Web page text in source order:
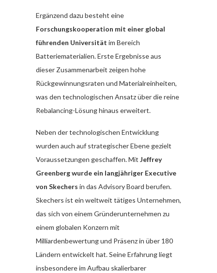
Ergänzend dazu besteht eine
Forschungskooperation mit einer global
führenden Universität im Bereich
Batteriematerialien. Erste Ergebnisse aus
dieser Zusammenarbeit zeigen hohe
Rückgewinnungsraten und Materialreinheiten,
was den technologischen Ansatz über die reine
Rebalancing-Lösung hinaus erweitert.
Neben der technologischen Entwicklung
wurden auch auf strategischer Ebene gezielt
Voraussetzungen geschaffen. Mit Jeffrey
Greenberg wurde ein langjähriger Executive
von Skechers in das Advisory Board berufen.
Skechers ist ein weltweit tätiges Unternehmen,
das sich von einem Gründerunternehmen zu
einem globalen Konzern mit
Milliardenbewertung und Präsenz in über 180
Ländern entwickelt hat. Seine Erfahrung liegt
insbesondere im Aufbau skalierbarer